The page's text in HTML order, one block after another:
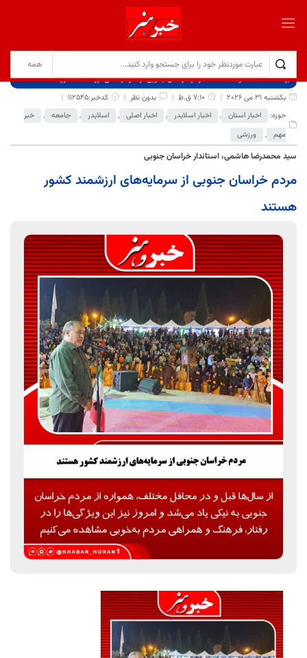
برگ نخست نوشته‌ها
مردم خراسان جنوبی از سرمایه‌های ارزشمند کشور هستند
یکشنبه 31 می 2026
7:10 ق.ظ بدون نظر
کدخبر:112545
حوزه:
اخبار استان , اخبار اسلایدر , اخبار اصلی , اسلایدر , جامعه ,
خبر
مهم , ورزشی
سید محمدرضا هاشمی، استاندار خراسان جنوبی
مردم خراسان جنوبی از سرمایه‌های ارزشمند کشور
هستند